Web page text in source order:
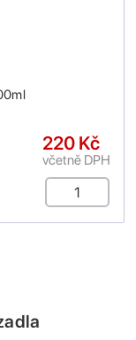
220 Kč
včetně DPH